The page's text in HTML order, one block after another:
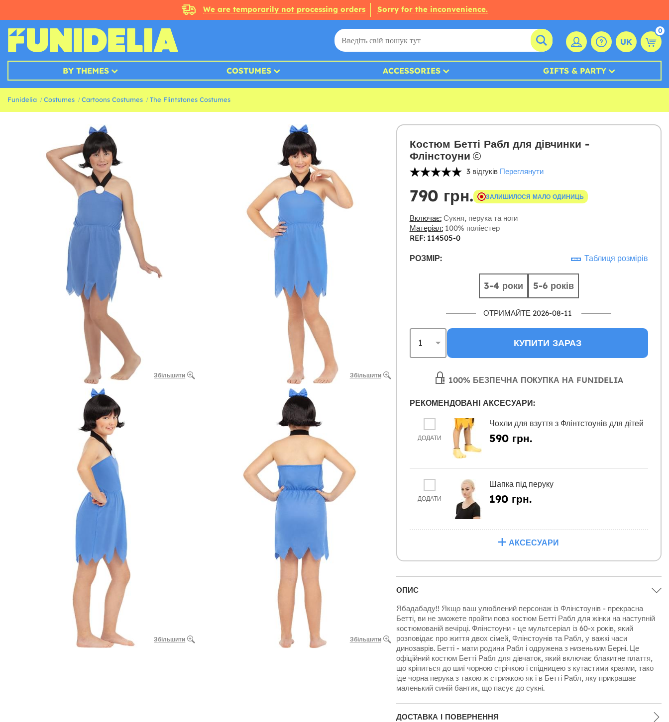
We are temporarily not processing orders Sorry for the inconvenience.
UK
0
BY THEMES COSTUMES ACCESSORIES GIFTS & PARTY
Funidelia Costumes Cartoons Costumes The Flintstones Costumes
Збільшити Збільшити
Збільшити Збільшити
Костюм Бетті Рабл для дівчинки -
Флінстоуни
3 відгуків Переглянути
790 грн. ЗАЛИШИЛОСЯ МАЛО ОДИНИЦЬ
Включає:Сукня, перука та ноги
Матеріал:100% поліестер
REF: 114505-0
РОЗМІР: Таблиця розмірів
3-4 роки 5-6 років
ОТРИМАЙТЕ 2026-08-11
КУПИТИ ЗАРАЗ
100% БЕЗПЕЧНА ПОКУПКА НА FUNIDELIA
РЕКОМЕНДОВАНІ АКСЕСУАРИ:
ДОДАТИ
Чохли для взуття з Флінтстоунів для дітей
590 грн.
ДОДАТИ
Шапка під перуку
190 грн.
АКСЕСУАРИ
ОПИС
Ябадабаду!! Якщо ваш улюблений персонаж із Флінстоунів - прекрасна
Бетті, ви не зможете пройти повз костюм Бетті Рабл для жінки на наступній
костюмованій вечірці. Флінстоуни - це мультсеріал із 60-х років, який
розповідає про життя двох сімей, Флінстоунів та Рабл, у важкі часи
динозаврів. Бетті - мати родини Рабл і одружена з низеньким Берні. Це
офіційний костюм Бетті Рабл для дівчаток, який включає блакитне плаття,
що кріпиться до шиї чорною стрічкою і спідницею з кутастими краями, тако
іде чорна перука з такою ж стрижкою як і в Бетті Рабл, яку прикрашає
маленький синій бантик, що пасує до сукні.
ДОСТАВКА І ПОВЕРНЕННЯ